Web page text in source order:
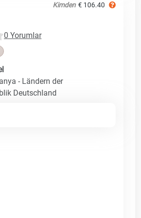
Kimden € 106.40
0 Yorumlar
- Ländern der
Deutschland